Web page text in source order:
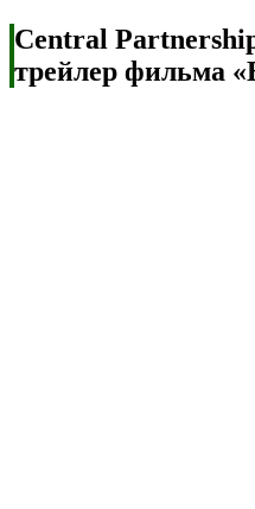
Central
трейлер фильма